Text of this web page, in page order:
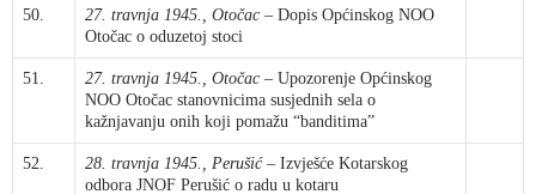
50. 27. travnja 1945., Otočac – Dopis Općinskog NOO
Otočac o oduzetoj stoci
51. 27. travnja 1945., Otočac – Upozorenje Općinskog
NOO Otočac stanovnicima susjednih sela o
kažnjavanju onih koji pomažu “banditima”
52. 28. travnja 1945., Perušić – Izvješće Kotarskog
odbora JNOF Perušić o radu u kotaru